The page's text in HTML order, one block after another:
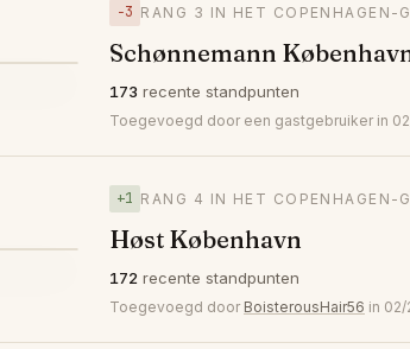
−3 RANG 3 IN HET COPENHAGEN-
Schønnemann
173 recente standpunten
Toegevoegd door een gastgebruiker in
+1 RANG 4 IN HET COPENHAGEN-
Høst København
172 recente standpunten
Toegevoegd door BoisterousHair56 in